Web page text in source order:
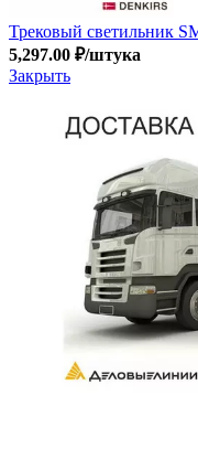
Трековый светильник
5,297.00 ₽/штука
Закрыть